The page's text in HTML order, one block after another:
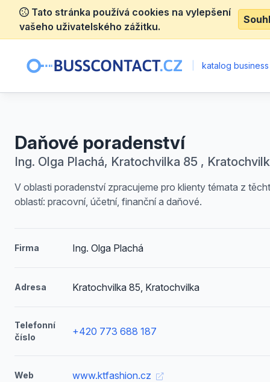
Tato stránka používá cookies na vylepšení
vašeho uživatelského zážitku.
katalog
Daňové poradenství
Ing. Olga Plachá, Kratochvilka 85 ,
V oblasti poradenství zpracujeme pro klienty témata z
oblastí: pracovní, účetní, finanční a daňové.
Firma Ing. Olga Plachá
Adresa Kratochvilka 85, Kratochvilka
Telefonní
číslo
+420 773 688 187
Web www.ktfashion.cz